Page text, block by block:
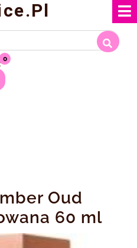
0
Oud
60 ml